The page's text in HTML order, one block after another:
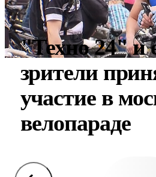
"Техно 24" и
зрители
участие в
велопараде